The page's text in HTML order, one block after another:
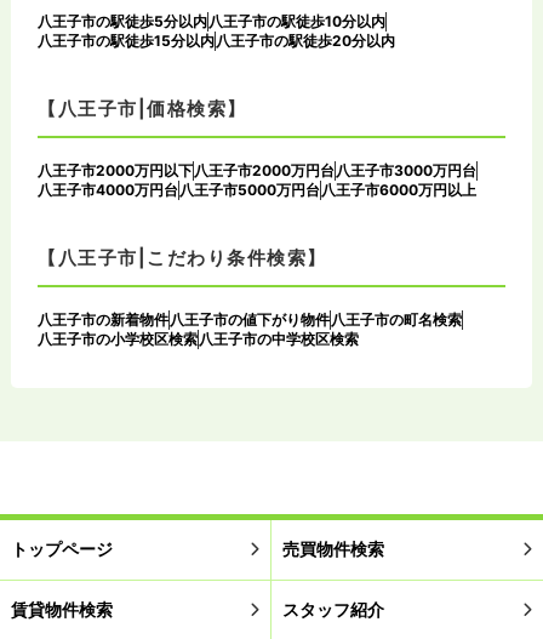
八王子市の駅徒歩5分以内 八王子市の駅徒歩10分以内
八王子市の駅徒歩15分以内 八王子市の駅徒歩20分以内
【八王子市|価格検索】
八王子市2000万円以下 八王子市2000万円台 八王子市3000万円台
八王子市4000万円台 八王子市5000万円台 八王子市6000万円以上
【八王子市|こだわり条件検索】
八王子市の新着物件八王子市の値下がり物件八王子市の町名検索
八王子市の小学校区検索八王子市の中学校区検索
トップページ 売買物件検索
賃貸物件検索 スタッフ紹介